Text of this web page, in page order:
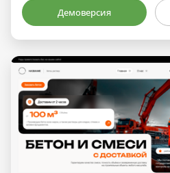
Демоверсия